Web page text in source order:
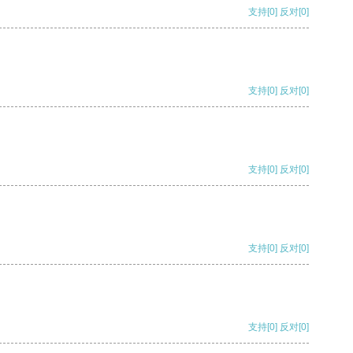
支持[0] 反对[0]
支持[0] 反对[0]
支持[0] 反对[0]
支持[0] 反对[0]
支持[0] 反对[0]